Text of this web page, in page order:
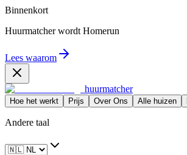
Binnenkort
Huurmatcher wordt Homerun
Lees waarom
huurmatcher
Hoe het werkt Prijs Over Ons Alle huizen
Andere taal